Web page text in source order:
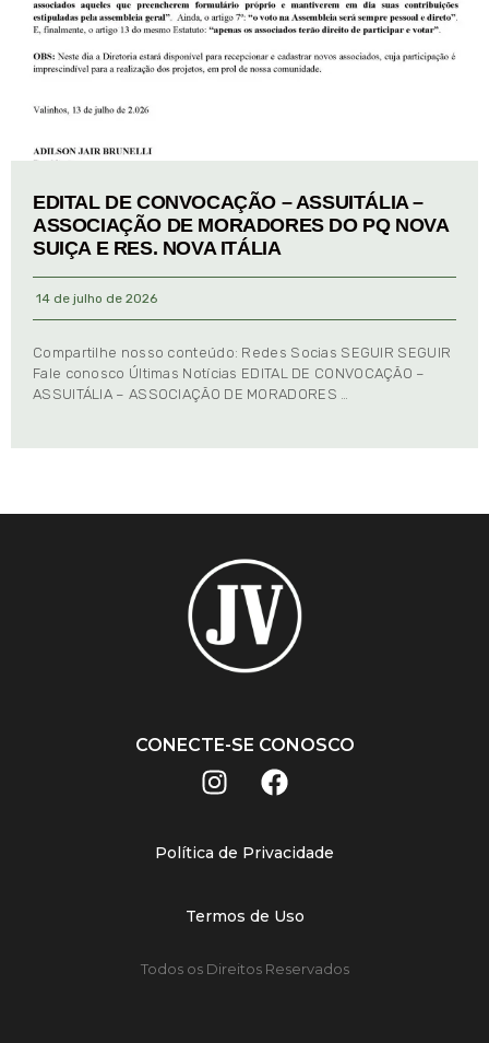
EDITAL DE CONVOCAÇÃO – ASSUITÁLIA –
ASSOCIAÇÃO DE MORADORES DO PQ NOVA
SUIÇA E RES. NOVA ITÁLIA
14 de julho de 2026
Compartilhe nosso conteúdo: Redes Socias SEGUIR SEGUIR
Fale conosco Últimas Notícias EDITAL DE CONVOCAÇÃO –
ASSUITÁLIA – ASSOCIAÇÃO DE MORADORES …
CONECTE-SE CONOSCO
Política de Privacidade
Termos de Uso
Todos os Direitos Reservados